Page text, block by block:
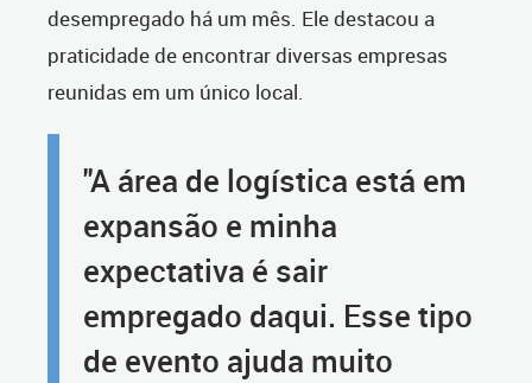
desempregado há um mês. Ele destacou a
praticidade de encontrar diversas empresas
reunidas em um único local.
"A área de logística está em
expansão e minha
expectativa é sair
empregado daqui. Esse tipo
de evento ajuda muito